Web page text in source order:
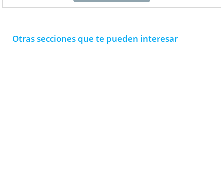
Otras secciones que te pueden interesar